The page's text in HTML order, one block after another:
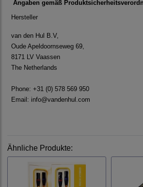
Angaben gemäß
Hersteller
van den Hul B.V,
Oude Apeldoornseweg 69,
8171 LV Vaassen
The Netherlands
Phone: +31 (0) 578 569 950
Email: info@vandenhul.com
Ähnliche Produkte: